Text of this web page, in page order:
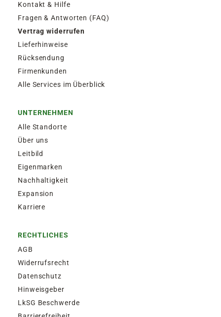
Kontakt & Hilfe
Fragen & Antworten (FAQ)
Vertrag widerrufen
Lieferhinweise
Rücksendung
Firmenkunden
Alle Services im Überblick
UNTERNEHMEN
Alle Standorte
Über uns
Leitbild
Eigenmarken
Nachhaltigkeit
Expansion
Karriere
RECHTLICHES
AGB
Widerrufsrecht
Datenschutz
Hinweisgeber
LkSG Beschwerde